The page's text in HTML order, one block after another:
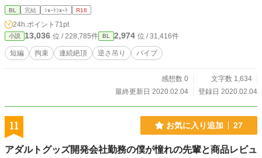
BL 完結 ｼｮｰﾄｼｮｰﾄ R18
24h.ポイント 71pt
小説 13,036 位 / 228,785件 BL 2,974 位 / 31,416件
短編 拘束 連続絶頂 逆さ吊り バイブ
感想数 0
文字数 1,634
最終更新日 2020.02.04
登録日 2020.02.04
11 お気に入り追加 27
アダルトグッズ開発会社勤務の僕が憧れの先輩と商品レビュ